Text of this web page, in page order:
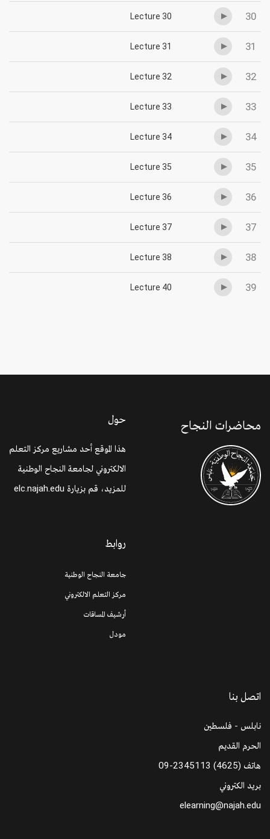
30
Lecture 30
31
Lecture 31
32
Lecture 32
33
Lecture 33
34
Lecture 34
35
Lecture 35
36
Lecture 36
37
Lecture 37
38
Lecture 38
39
Lecture 40
محاضرات النجاح حول
هذا الموقع أحد مشاريع مركز التعلم
الالكتروني لجامعة النجاح الوطنية
للمزيد، قم بزيارة elc.najah.edu
روابط
جامعة النجاح الوطنية
مركز التعلم الالكتروني
أرشيف المساقات
مودل
اتصل بنا
نابلس - فلسطين
الحرم القديم
هاتف 09-2345113 (4625)
بريد الكتروني
elearning@najah.edu